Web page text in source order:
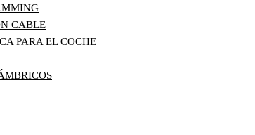
CABLE
PARA EL COCHE